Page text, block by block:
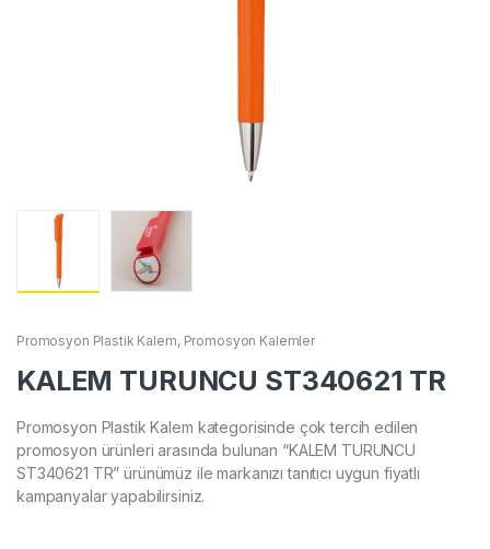
Promosyon Plastik Kalem, Promosyon Kalemler
KALEM TURUNCU ST340621 TR
Promosyon Plastik Kalem kategorisinde çok tercih edilen
promosyon ürünleri arasında bulunan “KALEM TURUNCU
ST340621 TR” ürünümüz ile markanızı tanıtıcı uygun fiyatlı
kampanyalar yapabilirsiniz.